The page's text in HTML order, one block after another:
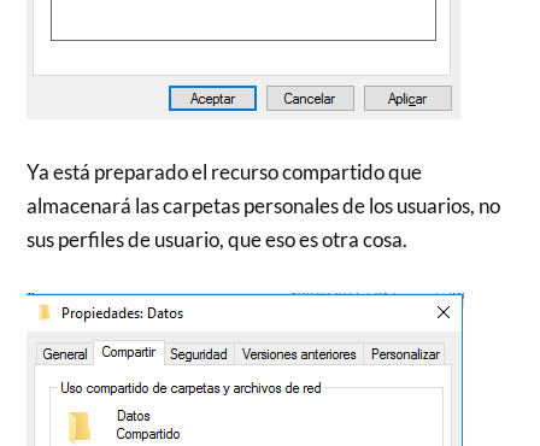
Ya está preparado el recurso compartido que
almacenará las carpetas personales de los usuarios, no
sus perfiles de usuario, que eso es otra cosa.